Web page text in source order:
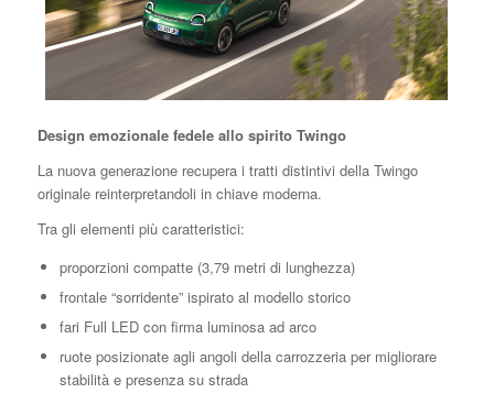
Design emozionale fedele allo spirito Twingo
La nuova generazione recupera i tratti distintivi della Twingo
originale reinterpretandoli in chiave moderna.
Tra gli elementi più caratteristici:
proporzioni compatte (3,79 metri di lunghezza)
frontale “sorridente” ispirato al modello storico
fari Full LED con firma luminosa ad arco
ruote posizionate agli angoli della carrozzeria per migliorare
stabilità e presenza su strada